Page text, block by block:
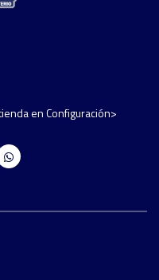
en Configuración>